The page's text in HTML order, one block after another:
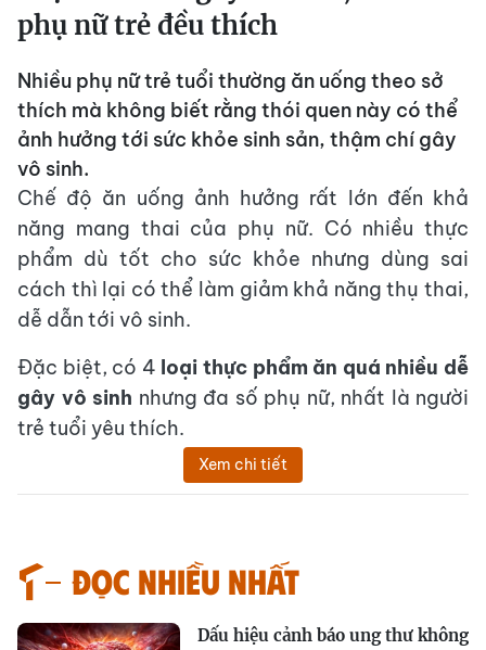
phụ nữ trẻ đều thích
Nhiều phụ nữ trẻ tuổi thường ăn uống theo sở
thích mà không biết rằng thói quen này có thể
ảnh hưởng tới sức khỏe sinh sản, thậm chí gây
vô sinh.
Chế độ ăn uống ảnh hưởng rất lớn đến khả
năng mang thai của phụ nữ. Có nhiều thực
phẩm dù tốt cho sức khỏe nhưng dùng sai
cách thì lại có thể làm giảm khả năng thụ thai,
dễ dẫn tới vô sinh.
Đặc biệt, có 4 loại thực phẩm ăn quá nhiều dễ
gây vô sinh nhưng đa số phụ nữ, nhất là người
trẻ tuổi yêu thích.
Xem chi tiết
Đọc nhiều nhất
Dấu hiệu cảnh báo ung thư không